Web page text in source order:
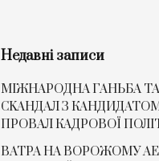
Недавні записи
МІЖНАРОДНА ГАНЬБА
СKАНДАЛ З
ПРОВАЛ КАДРОВОЇ
ВАТРА НА ВОРОЖОМУ